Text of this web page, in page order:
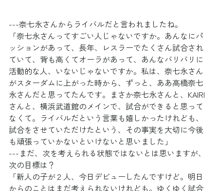
---奈七永さんからライバルだと言われましたね。
「奈七永さんってすごい人じゃないですか。あんなにパ
ッションがあって、長年、レスラーでたくさん試合され
ていて、背も高くてオーラがあって、あんなバリバリに
活動的な人、いないじゃないですか。私は、奈七永さん
がスターダムに上がった時から、ずっと、ああ高橋奈七
永さんだと思ってたんです。まさか奈七永さんと、KAIRI
さんと、横浜武道館のメインで、試合ができると思って
なくて。ライバルだという言葉も嬉しかったけれども、
試合をさせていただけたという、その事実を大切に今後
も頑張っていかないといけないと思いました」
---まだ、次を考えられる状態ではないとは思いますが、
次の目標は？
「新人の子が２人、今日デビューしたんですけど。明日
からのことはまだ考えられないけれども。ゆくゆく試合